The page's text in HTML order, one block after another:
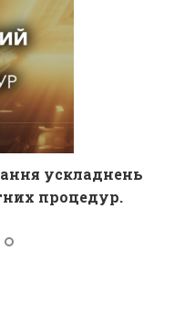
ускладнень
процедур.